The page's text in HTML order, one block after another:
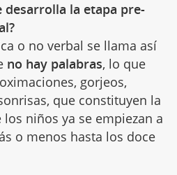
desarrolla la etapa pre-
o no verbal se llama así
no hay palabras, lo que
gorjeos,
que constituyen la
niños ya se empiezan a
o menos hasta los doce